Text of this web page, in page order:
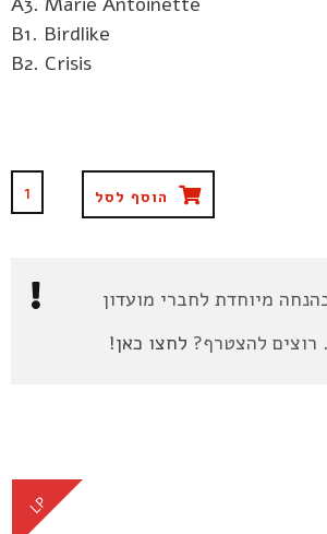
B1. Birdlike
B2. Crisis
הוסף לסל
מיוחדת לחברי מועדון
רוצים להצטרף? לחצו כאן!
LP